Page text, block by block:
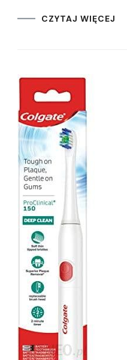
CZYTAJ WIĘCEJ